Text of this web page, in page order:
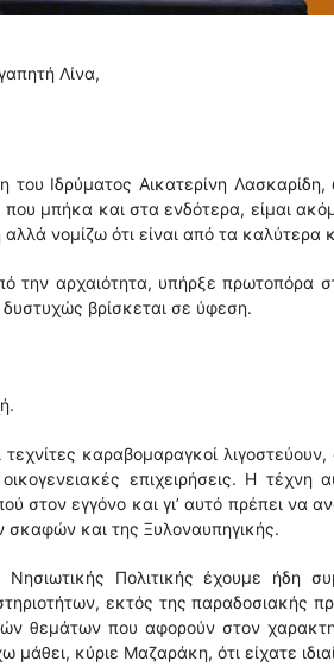
Λίνα,
του Ιδρύματος Αικατερίνη
μπήκα και στα ενδότερα, είμαι
νομίζω ότι είναι από τα καλύτερα
την αρχαιότητα, υπήρξε πρωτοπόρα
βρίσκεται σε ύφεση.
τεχνίτες καραβομαραγκοί
επιχειρήσεις. Η
στον εγγόνο και γι’ αυτό πρέπει να
και της Ξυλοναυπηγικής.
Πολιτικής έχουμε ήδη
εκτός της παραδοσιακής
θεμάτων που αφορούν στον
κύριε Μαζαράκη, ότι είχατε